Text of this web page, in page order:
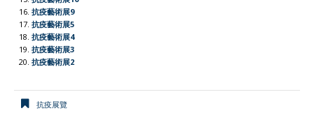
抗疫藝術展9
抗疫藝術展5
抗疫藝術展4
抗疫藝術展3
抗疫藝術展2
抗疫展覽